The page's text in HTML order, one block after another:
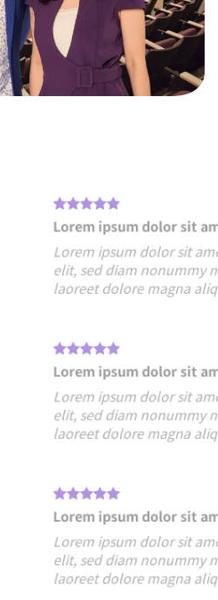
consectetuer adipiscing
euismod tincidunt ut
erat volutpat….
consectetuer adipiscing
euismod tincidunt ut
erat volutpat….
consectetuer adipiscing
euismod tincidunt ut
erat volutpat….